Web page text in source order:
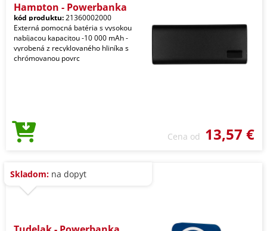
Hampton - Powerbanka
kód produktu:21360002000
Externá pomocná batéria s vysokou
nabíjacou kapacitou -10 000 mAh -
vyrobená z recyklovaného hliníka s
chrómovanou povrc
Cena od 13,57 €
Skladom: na dopyt